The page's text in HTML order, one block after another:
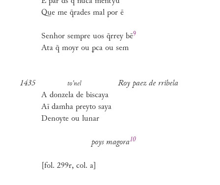
Que me q̄rades mal por ē
Senhor sempre uos q̄rrey bē9
Ata q̄ moyr ou ꝑca ou sem
1435 to’nel
Roy paez de rribela
A donzela de biscaya
Aī damha preyto saya
Denoyte ou lunar
poys magora10
[fol. 299r, col. a]